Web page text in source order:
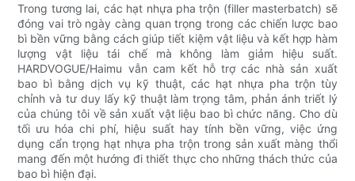
Trong tương lai, các hạt nhựa pha trộn (filler masterbatch) sẽ
đóng vai trò ngày càng quan trọng trong các chiến lược bao
bì bền vững bằng cách giúp tiết kiệm vật liệu và kết hợp hàm
lượng vật liệu tái chế mà không làm giảm hiệu suất.
HARDVOGUE/Haimu vẫn cam kết hỗ trợ các nhà sản xuất
bao bì bằng dịch vụ kỹ thuật, các hạt nhựa pha trộn tùy
chỉnh và tư duy lấy kỹ thuật làm trọng tâm, phản ánh triết lý
của chúng tôi về sản xuất vật liệu bao bì chức năng. Cho dù
tối ưu hóa chi phí, hiệu suất hay tính bền vững, việc ứng
dụng cẩn trọng hạt nhựa pha trộn trong sản xuất màng thổi
mang đến một hướng đi thiết thực cho những thách thức của
bao bì hiện đại.